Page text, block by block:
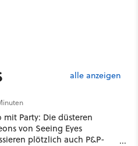
alle anzeigen
mit Party: Die düsteren
von Seeing Eyes
plötzlich auch P&P-